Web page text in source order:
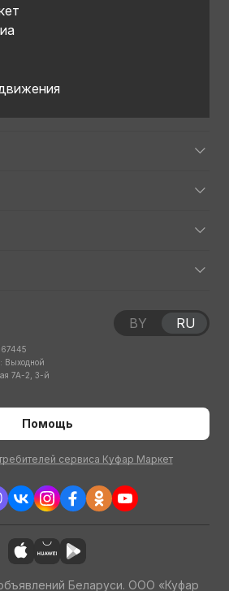
Выходной
7А-2, 3-й
Помощь
сервиса Куфар Маркет
BY RU
Беларуси. ООО «Куфар